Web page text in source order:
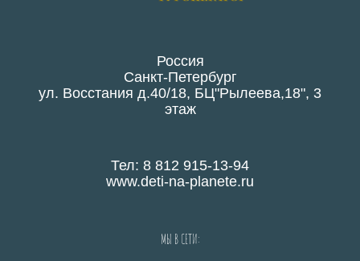
Россия
Санкт-Петербург
ул. Восстания д.40/18, БЦ"Рылеева,18", 3
этаж
Тел: 8 812 915-13-94
www.deti-na-planete.ru
МЫ В СЕТИ: